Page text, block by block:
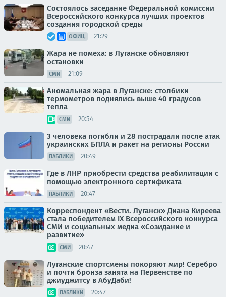
Состоялось заседание Федеральной комиссии
Всероссийского конкурса лучших проектов
создания городской среды
ОФИЦ. 21:29
Жара не помеха: в Луганске обновляют
остановки
СМИ 21:09
Аномальная жара в Луганске: столбики
термометров поднялись выше 40 градусов
тепла
СМИ 20:54
3 человека погибли и 28 пострадали после атак
украинских БПЛА и ракет на регионы России
ПАБЛИКИ 20:49
Где в ЛНР приобрести средства реабилитации с
помощью электронного сертификата
ПАБЛИКИ 20:47
Корреспондент «Вести. Луганск» Диана Киреева
стала победителем IX Всероссийского конкурса
СМИ и социальных медиа «Созидание и
развитие»
СМИ 20:47
Луганские спортсмены покоряют мир! Серебро
и почти бронза занята на Первенстве по
джиуджитсу в АбуДаби!
ПАБЛИКИ 20:47